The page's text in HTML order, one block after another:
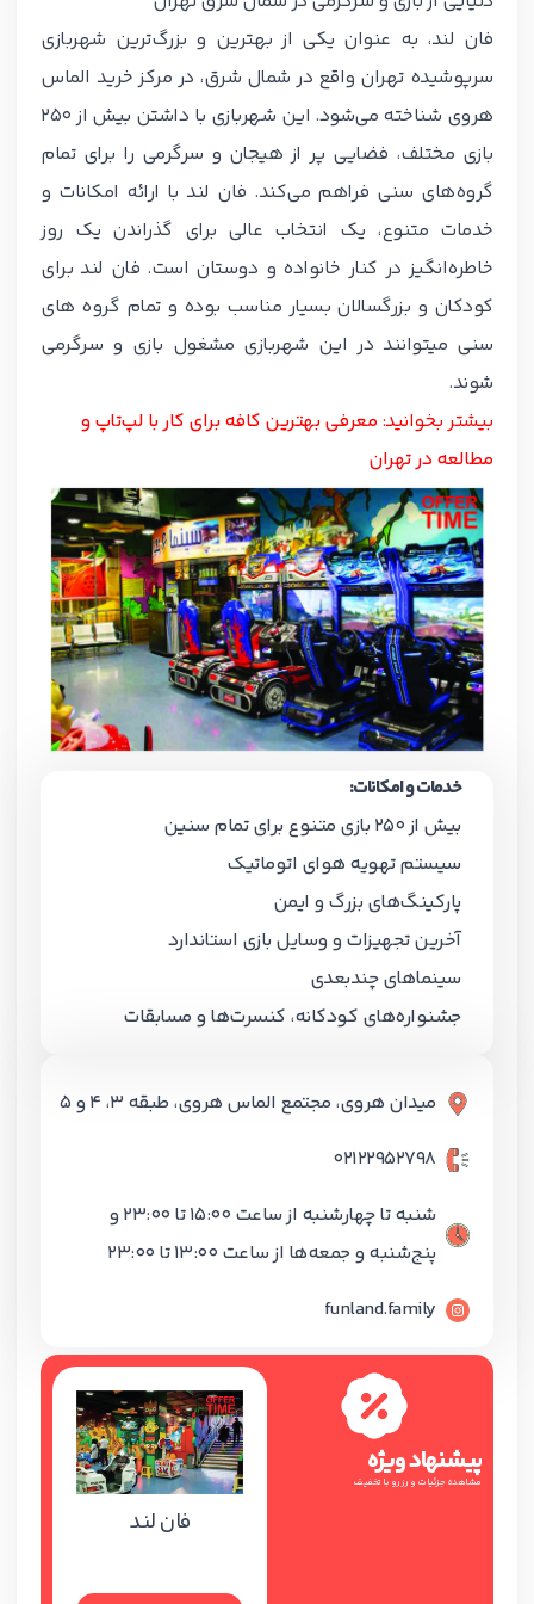
فان لند، به عنوان یکی از بهترین و بزرگ‌ترین شهربازی
سرپوشیده تهران واقع در شمال شرق، در مرکز خرید الماس
هروی شناخته می‌شود. این شهربازی با داشتن بیش از 250
بازی مختلف، فضایی پر از هیجان و سرگرمی را برای تمام
گروه‌های سنی فراهم می‌کند. فان لند با ارائه امکانات و
خدمات متنوع، یک انتخاب عالی برای گذراندن یک روز
خاطره‌انگیز در کنار خانواده و دوستان است. فان لند برای
کودکان و بزرگسالان بسیار مناسب بوده و تمام گروه های
سنی میتوانند در این شهربازی مشغول بازی و سرگرمی
شوند.
بیشتر بخوانید: معرفی بهترین کافه برای کار با لپ‌تاپ و
مطالعه در تهران
خدمات و امکانات:
بیش از 250 بازی متنوع برای تمام سنین
سیستم تهویه هوای اتوماتیک
پارکینگ‌های بزرگ و ایمن
آخرین تجهیزات و وسایل بازی استاندارد
سینماهای چندبعدی
جشنواره‌های کودکانه، کنسرت‌ها و مسابقات
میدان هروی، مجتمع الماس هروی، طبقه ۳، ۴ و ۵
02122952798
شنبه تا چهارشنبه از ساعت ۱۵:۰۰ تا ۲۳:۰۰ و
پنج‌شنبه و جمعه‌ها از ساعت ۱۳:۰۰ تا ۲۳:۰۰
funland.family
پیشنهاد ویژه
مشاهده جزئیات و رزرو با تخفیف
فان لند